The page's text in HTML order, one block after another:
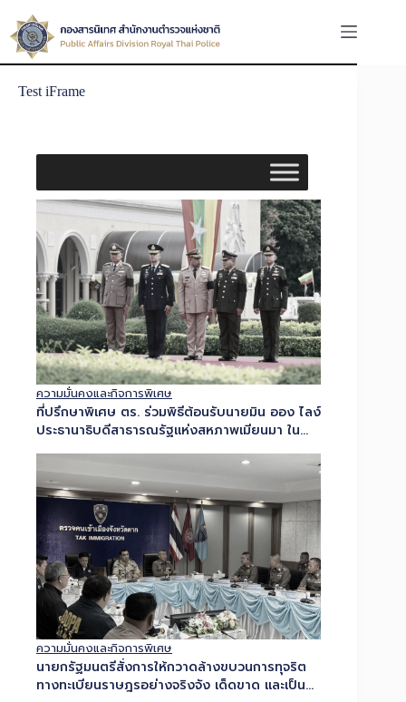
Test iFrame
ความมั่นคงและกิจการพิเศษ
ที่ปรึกษาพิเศษ ตร. ร่วมพิธีต้อนรับนายมิน ออง ไลง์
ประธานาธิบดีสาธารณรัฐแห่งสหภาพเมียนมา ใน
โอกาส เยือนประเทศไทยอย่างเป็นทางการในฐานะ
ความมั่นคงและกิจการพิเศษ
นายกรัฐมนตรีสั่งการให้กวาดล้างขบวนการทุจริต
ทางทะเบียนราษฎรอย่างจริงจัง เด็ดขาด และเป็น